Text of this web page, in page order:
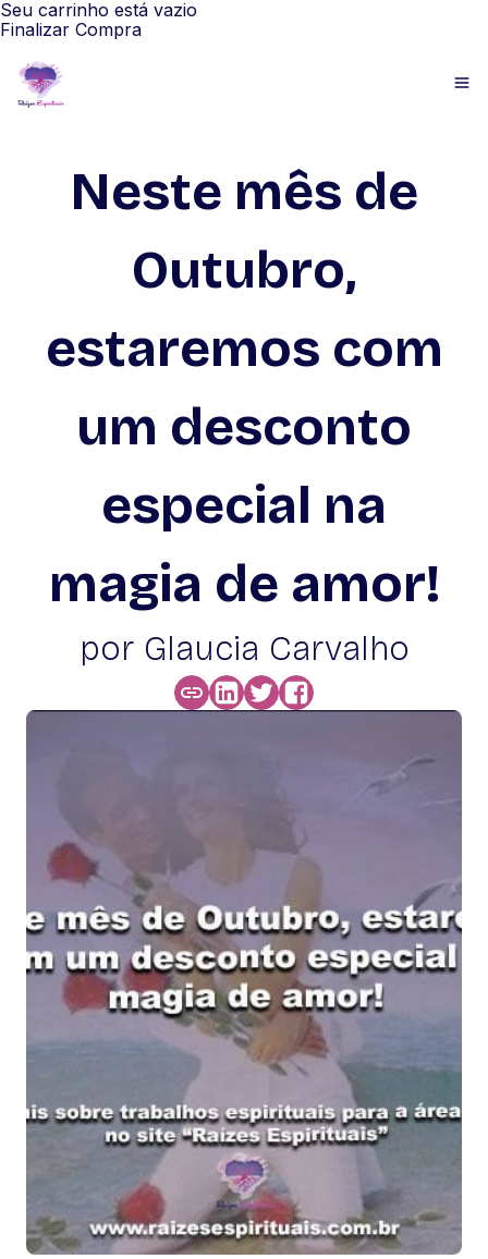
Seu carrinho está vazio
Finalizar Compra
Neste mês de
Outubro,
estaremos com
um desconto
especial na
magia de amor!
por Glaucia Carvalho